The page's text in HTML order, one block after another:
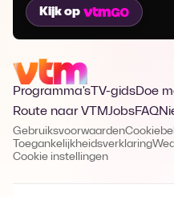
Kijk op
Programma's TV-gidsDoe
Route naar VTMJobsFAQ
Gebruiksvoorwaarden
Toegankelijkheidsverklaring
Cookie instellingen